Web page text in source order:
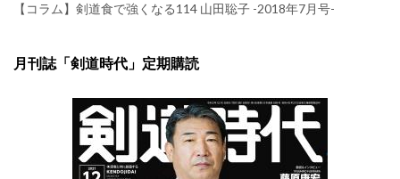
【コラム】剣道食で強くなる114 山田聡子 -2018年7月号-
月刊誌「剣道時代」定期購読